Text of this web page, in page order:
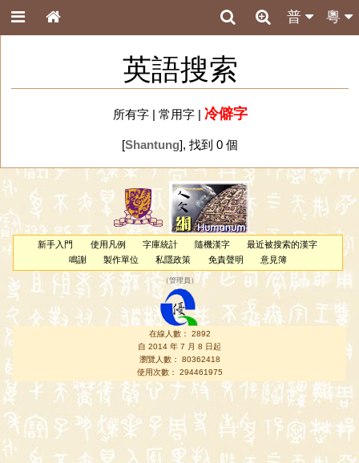
粵
普
英語搜索
所有字| 常用字| 冷僻字
[Shantung], 找到 0 個
新手入門 使用凡例 字庫統計 隨機漢字
最近被搜索的漢字
鳴謝
製作單位 私隱政策 免責聲明 意見簿
（管理員 ）
在線人數： 2892
自 2014 年 7 月 8 日起
瀏覽人數： 80362418
使用次數： 294461975